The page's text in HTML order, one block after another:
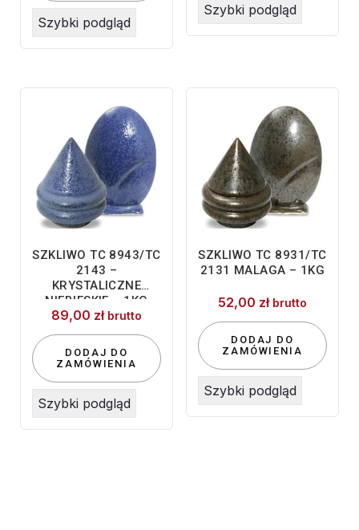
Szybki podgląd
Szybki podgląd
SZKLIWO TC 8943/TC
2143 –
KRYSTALICZNE
NIEBIESKIE – 1KG
89,00 zł brutto
DODAJ DO
ZAMÓWIENIA
Szybki podgląd
SZKLIWO TC 8931/TC
2131 MALAGA – 1KG
52,00 zł brutto
DODAJ DO
ZAMÓWIENIA
Szybki podgląd